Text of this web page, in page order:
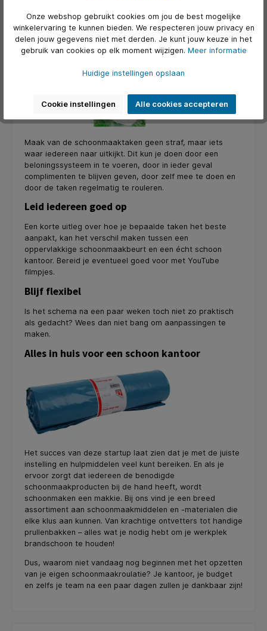
uitdaging zijn om de boel echt schoon te krijgen. Bij ons
vind je alles wat je nodig hebt, van microvezeldoeken tot
krachtige allesreinigers.
Maak van de schoonmaaktaken geen straf, maar iets
waar iedereen naar uitkijkt. Dit kun je doen door een
beloningssysteem in te voeren, door in ieder geval
complimenten te blijven geven, door zelf mee te doen en
door de taken regelmatig te rouleren.
Leid iedereen goed op
Een korte uitleg over hoe je bepaalde taken het beste
aanpakt, kan het verschil maken tussen een
oppervlakkige schoonmaakbeurt en een écht schoon
kantoor. Bereid je eventueel goed voor met YouTube
filmpjes.
Blijf flexibel
Is het schema na een paar weken toch niet zo praktisch
als gedacht? Wees dan niet bang om aanpassingen te
maken.
Alles in huis voor een schoon kantoor
Het succes van deze startup laat zien dat je met de juiste
instelling en hulpmiddelen veel kunt bereiken. En als je
ervoor zorgt dat iedereen de benodigde
schoonmaakproducten bij de hand heeft, wordt
schoonmaken een makkie. Bij ons vind je een breed
assortiment aan schoonmaakmiddelen en -materialen die
elke klus aan kunnen. Van krachtige ontvetters tot handige
prullenbakken – alles wat je nodig hebt om je werkplek
brandschoon te houden!
Dus, waarom niet vandaag nog beginnen met het opzetten
van je eigen schoonmaakroulatie? Je kantoor, je budget
en zelfs je team na een paar dagen zullen je dankbaar zijn!
Onze webshop gebruikt cookies om jou de best mogelijke
winkelervaring te kunnen bieden. We respecteren jouw privacy en
delen jouw gegevens niet met derden. Je kunt jouw keuze in het
gebruik van cookies op elk moment wijzigen. Meer informatie
Huidige instellingen opslaan
Cookie instellingen Alle cookies accepteren